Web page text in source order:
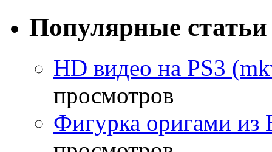
Популярные статьи
HD видео на PS3
просмотров
Фигурка оригами из